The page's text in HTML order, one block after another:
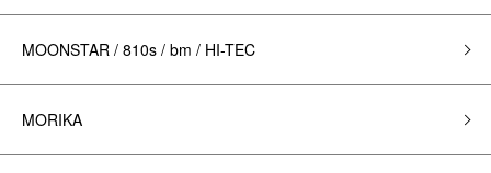
MOONSTAR / 810s / bm / HI-TEC
MORIKA